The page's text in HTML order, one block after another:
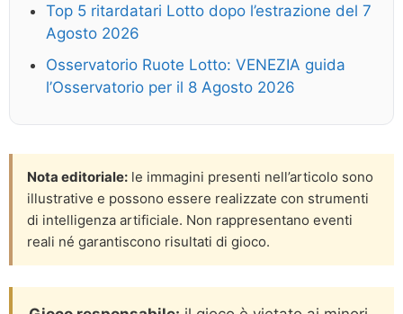
Top 5 ritardatari Lotto dopo l’estrazione del 7
Agosto 2026
Osservatorio Ruote Lotto: VENEZIA guida
l’Osservatorio per il 8 Agosto 2026
Nota editoriale: le immagini presenti nell’articolo sono
illustrative e possono essere realizzate con strumenti
di intelligenza artificiale. Non rappresentano eventi
reali né garantiscono risultati di gioco.